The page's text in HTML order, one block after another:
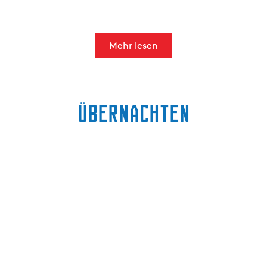
Mehr lesen
Übernachten